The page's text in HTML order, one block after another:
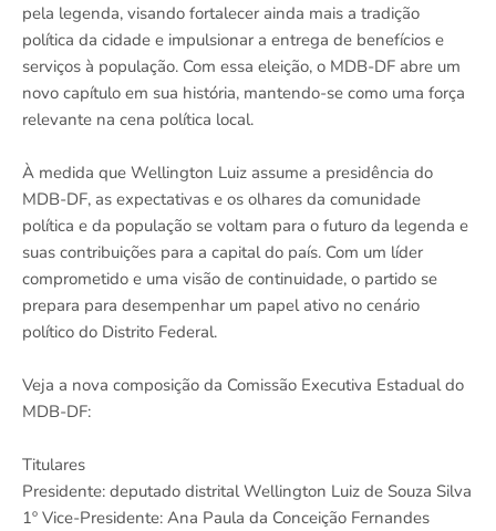
pela legenda, visando fortalecer ainda mais a tradição
política da cidade e impulsionar a entrega de benefícios e
serviços à população. Com essa eleição, o MDB-DF abre um
novo capítulo em sua história, mantendo-se como uma força
relevante na cena política local.
À medida que Wellington Luiz assume a presidência do
MDB-DF, as expectativas e os olhares da comunidade
política e da população se voltam para o futuro da legenda e
suas contribuições para a capital do país. Com um líder
comprometido e uma visão de continuidade, o partido se
prepara para desempenhar um papel ativo no cenário
político do Distrito Federal.
Veja a nova composição da Comissão Executiva Estadual do
MDB-DF:
Titulares
Presidente: deputado distrital Wellington Luiz de Souza Silva
1º Vice-Presidente: Ana Paula da Conceição Fernandes